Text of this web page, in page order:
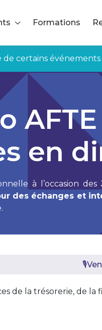
Formations
certains événements
en
à l’occasion des
des échanges et
de la trésorerie, de la